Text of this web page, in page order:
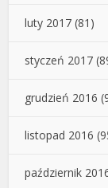
luty 2017 (81)
styczeń 2017
grudzień 2016
listopad 2016
październik